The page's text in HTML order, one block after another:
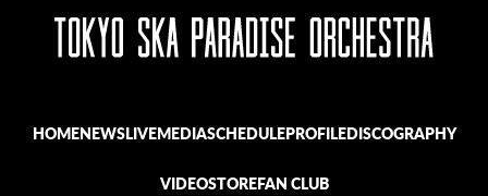
HOMENEWSLIVEMEDIASCHEDULEPROFILEDISCOGRAPHY
VIDEOSTOREFAN CLUB